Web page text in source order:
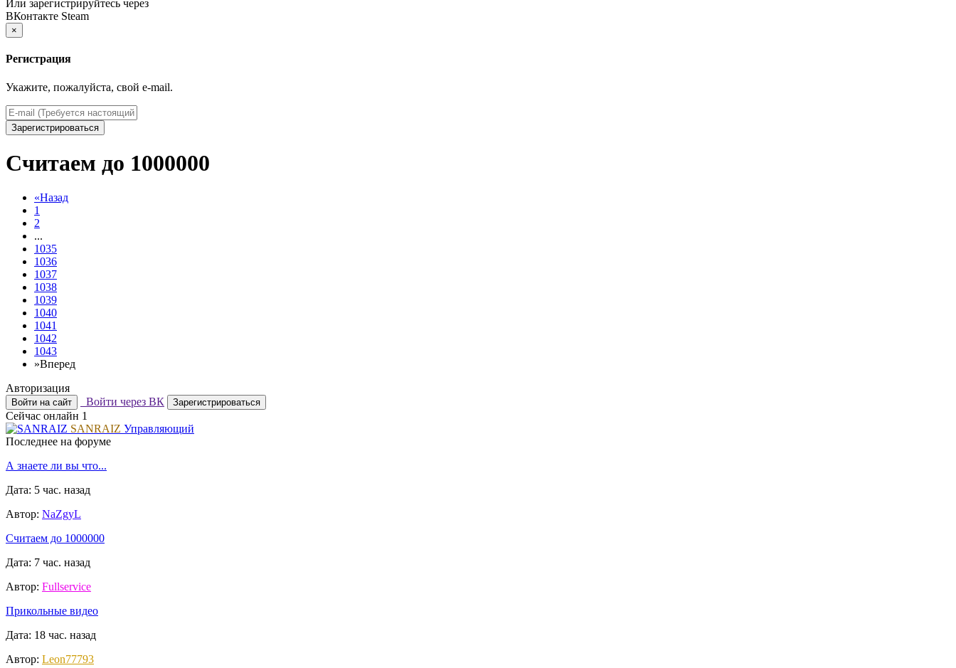
Или зарегистрируйтесь через
ВКонтакте Steam
×
Регистрация
Укажите, пожалуйста, свой e-mail.
Зарегистрироваться
Считаем до 1000000
«Назад
1
2
...
1035
1036
1037
1038
1039
1040
1041
1042
1043
»Вперед
Авторизация
Войти на сайт Войти через ВК Зарегистрироваться
Сейчас онлайн 1
SANRAIZ Управляющий
Последнее на форуме
А знаете ли вы что...
Дата: 5 час. назад
Автор: NaZgyL
Считаем до 1000000
Дата: 7 час. назад
Автор: Fullservice
Прикольные видео
Дата: 18 час. назад
Автор: Leon77793